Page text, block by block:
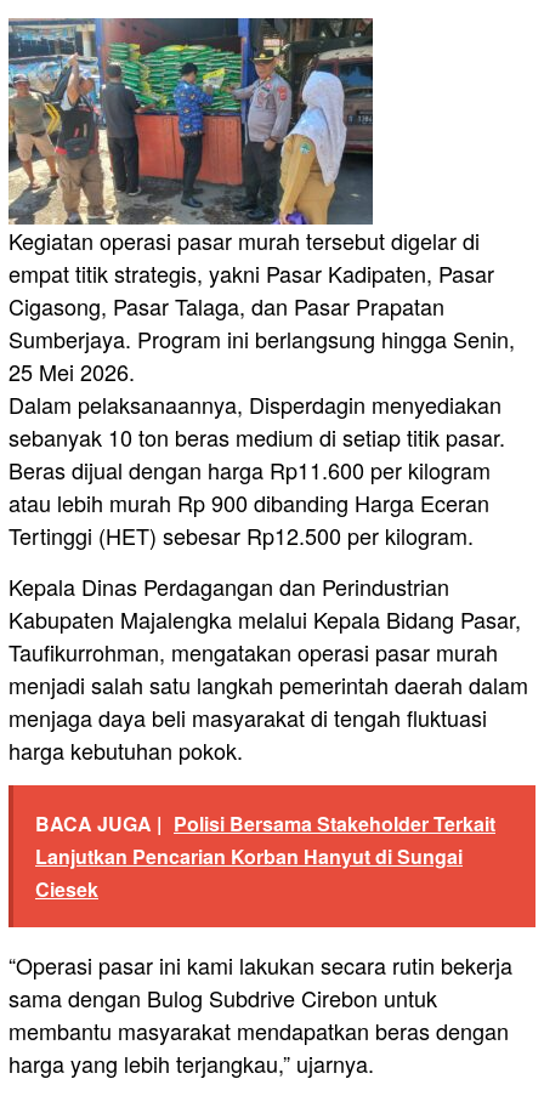
Kegiatan operasi pasar murah tersebut digelar di
empat titik strategis, yakni Pasar Kadipaten, Pasar
Cigasong, Pasar Talaga, dan Pasar Prapatan
Sumberjaya. Program ini berlangsung hingga Senin,
25 Mei 2026.
Dalam pelaksanaannya, Disperdagin menyediakan
sebanyak 10 ton beras medium di setiap titik pasar.
Beras dijual dengan harga Rp11.600 per kilogram
atau lebih murah Rp 900 dibanding Harga Eceran
Tertinggi (HET) sebesar Rp12.500 per kilogram.
Kepala Dinas Perdagangan dan Perindustrian
Kabupaten Majalengka melalui Kepala Bidang Pasar,
Taufikurrohman, mengatakan operasi pasar murah
menjadi salah satu langkah pemerintah daerah dalam
menjaga daya beli masyarakat di tengah fluktuasi
harga kebutuhan pokok.
BACA JUGA | Polisi Bersama Stakeholder Terkait
Lanjutkan Pencarian Korban Hanyut di Sungai
Ciesek
“Operasi pasar ini kami lakukan secara rutin bekerja
sama dengan Bulog Subdrive Cirebon untuk
membantu masyarakat mendapatkan beras dengan
harga yang lebih terjangkau,” ujarnya.